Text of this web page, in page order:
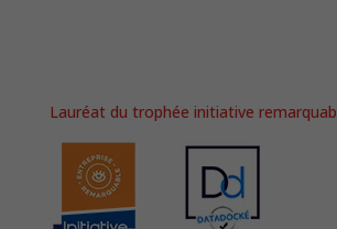
Lauréat du trophée initiative